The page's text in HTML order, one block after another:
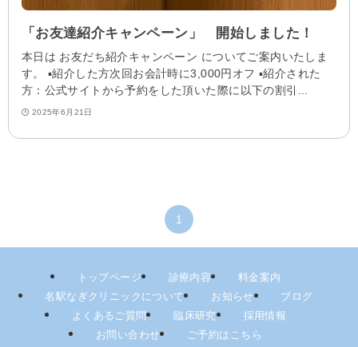
「お友達紹介キャンペーン」 開始しました！
本日は お友だち紹介キャンペーン についてご案内いたしま
す。 ▪️紹介した方次回お会計時に3,000円オフ ▪️紹介された
方：公式サイトから予約をした頂いた際に以下の割引...
2025年6月21日
1
トップページ 診療内容
料金案内
名駅なぎクリニックについて
お知らせ
ブログ
よくあるご質問
臨床研究
採用情報
お問い合わせ
ご予約はこちら